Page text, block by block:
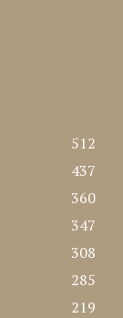
512
437
360
347
308
285
219